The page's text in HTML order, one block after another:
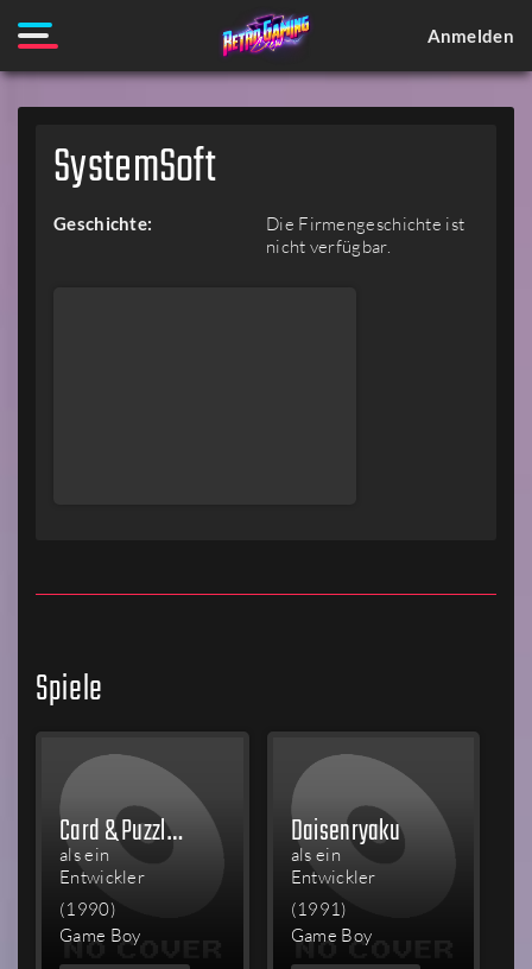
Anmelden
SystemSoft
Geschichte:
Die Firmengeschichte ist
nicht verfügbar.
Spiele
Card & Puzzle Collection: Ginga
als ein
Entwickler
(1990)
Game Boy
Daisenryaku
als ein
Entwickler
(1991)
Game Boy